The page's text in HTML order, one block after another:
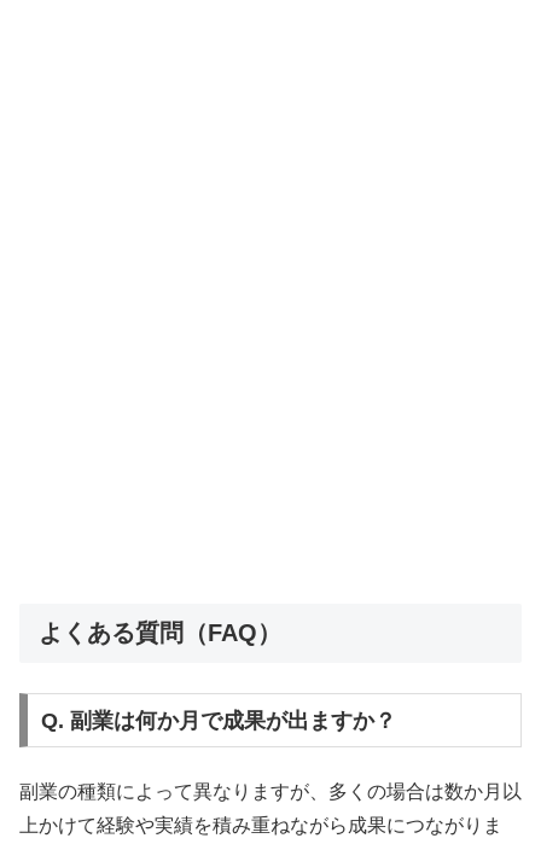
よくある質問（FAQ）
Q. 副業は何か月で成果が出ますか？
副業の種類によって異なりますが、多くの場合は数か月以
上かけて経験や実績を積み重ねながら成果につながりま